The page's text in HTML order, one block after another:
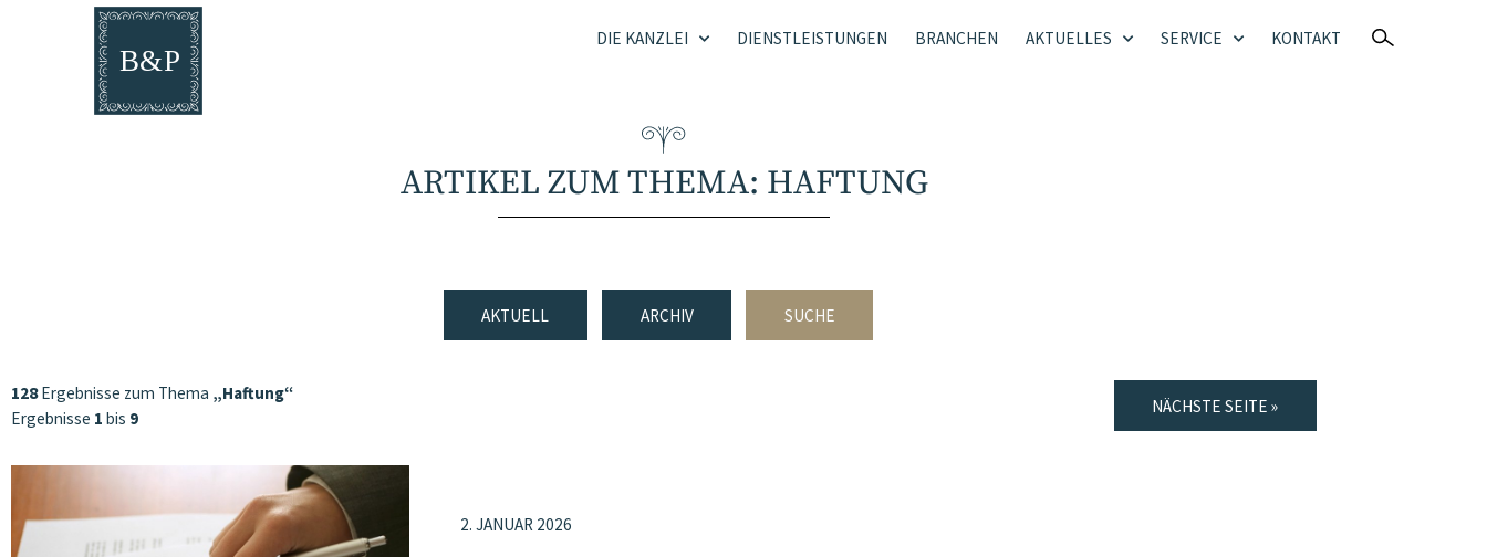
DIE KANZLEI DIENSTLEISTUNGEN BRANCHEN AKTUELLES SERVICE KONTAKT
ARTIKEL ZUM THEMA: HAFTUNG
AKTUELL ARCHIV SUCHE
128Ergebnisse zum Thema „Haftung“
Ergebnisse 1 bis 9
NÄCHSTE SEITE »
2. JANUAR 2026